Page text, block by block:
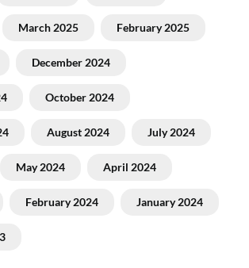
March 2025 February 2025
December 2024
October 2024
August 2024 July 2024
May 2024 April 2024
February 2024 January 2024